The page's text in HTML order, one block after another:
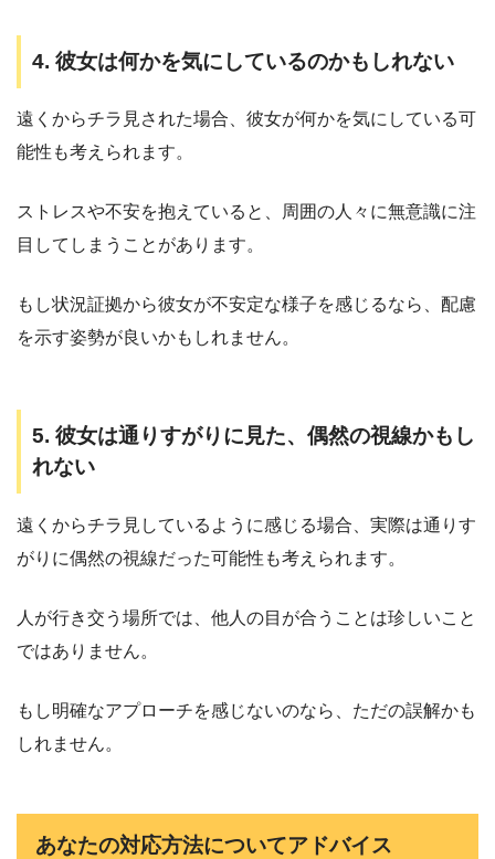
4. 彼女は何かを気にしているのかもしれない
遠くからチラ見された場合、彼女が何かを気にしている可
能性も考えられます。
ストレスや不安を抱えていると、周囲の人々に無意識に注
目してしまうことがあります。
もし状況証拠から彼女が不安定な様子を感じるなら、配慮
を示す姿勢が良いかもしれません。
5. 彼女は通りすがりに見た、偶然の視線かもし
れない
遠くからチラ見しているように感じる場合、実際は通りす
がりに偶然の視線だった可能性も考えられます。
人が行き交う場所では、他人の目が合うことは珍しいこと
ではありません。
もし明確なアプローチを感じないのなら、ただの誤解かも
しれません。
あなたの対応方法についてアドバイス